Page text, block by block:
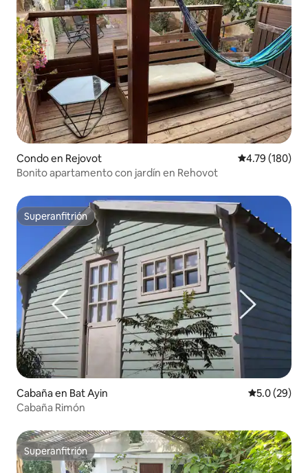
Condo en Rejovot Calificación
4.79 (180)
Bonito apartamento con jardín en Rehovot
Superanfitrión
Superanfitrión
Cabaña en Bat Ayin Calificación
5.0 (29)
Cabaña Rimón
Superanfitrión
Superanfitrión